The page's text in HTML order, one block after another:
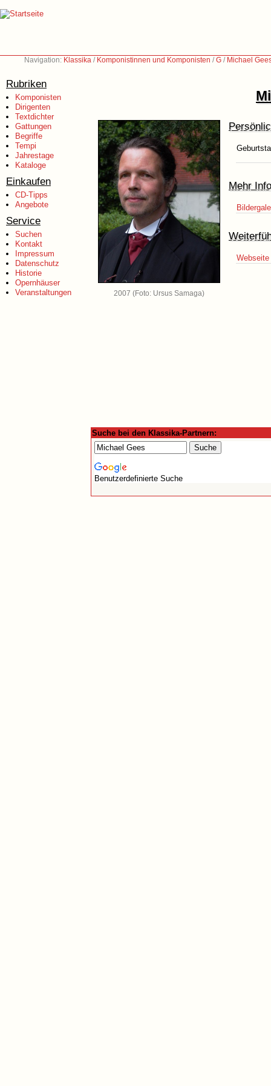
Navigation: Klassika / Komponistinnen und Komponisten /G / Michael
Rubriken
Komponisten
Dirigenten
Textdichter
Gattungen
Begriffe
Tempi
Jahrestage
Kataloge
Einkaufen
CD-Tipps
Angebote
Service
Suchen
Kontakt
Impressum
Datenschutz
Historie
Opernhäuser
Veranstaltungen
2007 (Foto: Ursus Samaga)
Mehr
Suche bei den Klassika-Partnern:
Benutzerdefinierte Suche